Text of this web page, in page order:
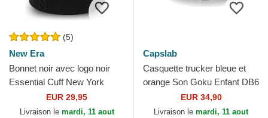
(5)
New Era
Bonnet noir avec logo noir
Essential Cuff New York
Yankees MLB New Era
EUR 29,95
Livraison le mardi, 11 aout
Capslab
Casquette trucker bleue et
orange Son Goku Enfant DB6
KID Dragon Ball Capslab
EUR 34,90
Livraison le mardi, 11 aout